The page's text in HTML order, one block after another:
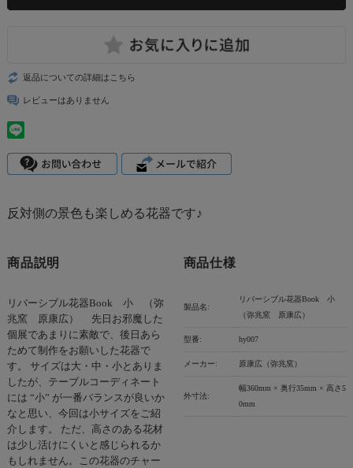
返品についての詳細はこちら
レビューはありません
反対側の景色も楽しめる花器です♪
商品説明
リバーシブル花器Book 小 （弥
兆窯 原康広） 先日お邪魔した
個展であまりに素敵で、後日あら
ためて制作をお願いした花器で
す。 サイズは大・中・小とありま
したが、テーブルコーディネート
には “小” が一番バランスが良いか
なと思い、今回は小サイズをご紹
介します。 ただ、高さのある花材
は少し活けにくいと感じられるか
もしれません。この花器のチャー
商品仕様
製品名:
リバーシブル花器Book 小
（弥兆窯 原康広）
型番: hy007
メーカー: 原康広（弥兆窯）
外寸法:
幅360mm × 奥行35mm × 高さ5
0mm